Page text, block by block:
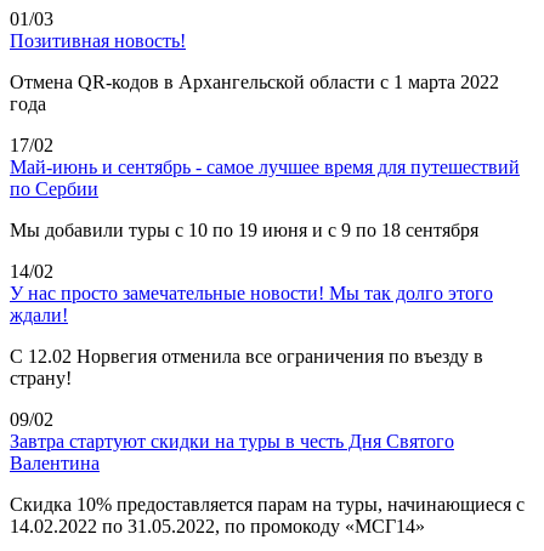
01/03
Позитивная новость!
Отмена QR-кодов в Архангельской области с 1 марта 2022
года
17/02
Май-июнь и сентябрь - самое лучшее время для путешествий
по Сербии
Мы добавили туры с 10 по 19 июня и с 9 по 18 сентября
14/02
У нас просто замечательные новости! Мы так долго этого
ждали!
С 12.02 Норвегия отменила все ограничения по въезду в
страну!
09/02
Завтра стартуют скидки на туры в честь Дня Святого
Валентина
Скидка 10% предоставляется парам на туры, начинающиеся с
14.02.2022 по 31.05.2022, по промокоду «МСГ14»